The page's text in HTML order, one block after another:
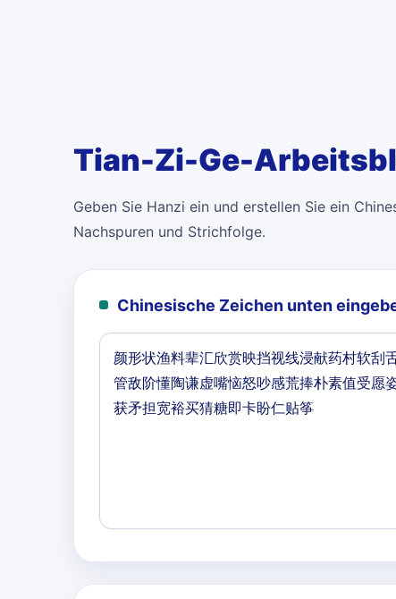
Tian-Zi-Ge-
Geben Sie Hanzi ein und erstellen Sie ein
Nachspuren und Strichfolge.
Chinesische Zeichen unten